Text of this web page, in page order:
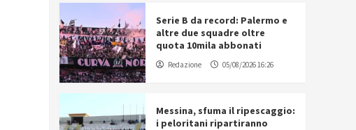
Serie B da record: Palermo e
altre due squadre oltre
quota 10mila abbonati
Redazione 05/08/2026 16:26
Messina, sfuma il ripescaggio:
i peloritani ripartiranno